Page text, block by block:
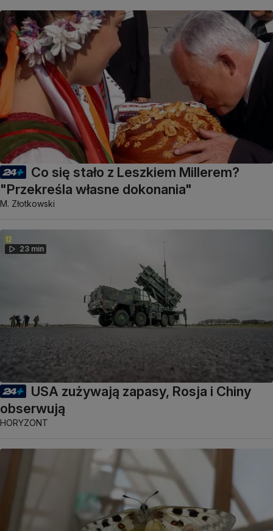
Co się stało z Leszkiem Millerem?
"Przekreśla własne dokonania"
M. Złotkowski
23 min
USA zużywają zapasy, Rosja i Chiny
obserwują
HORYZONT